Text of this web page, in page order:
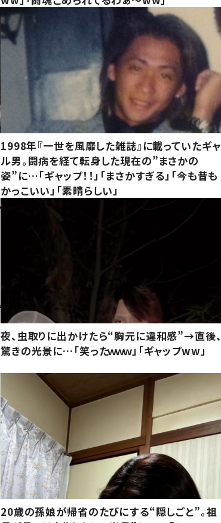
1998年『一世を風靡した雑誌』に載っていたギャ
ル男。闘病を経て転身した現在の”まさかの
姿”に…「ギャップ！！」「まさかすぎる」「今も昔も
かっこいい」「素晴らしい」
夜、虫取りに出かけたら“胸元に違和感”→直後、
驚きの光景に…「笑ったｗｗｗ」「ギャップww」
20歳の孫娘が帰省のたびにする“隠しごと”。祖